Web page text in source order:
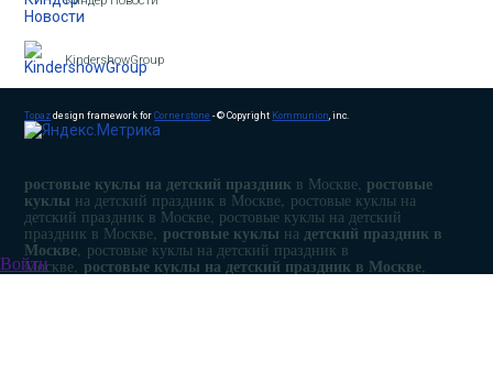
KindershowGroup
Topaz design framework forCornerstone - © Copyright Kommunion, inc.
ростовые куклы на детский праздник в Москве, ростовые
куклы на детский праздник в Москве, ростовые куклы на
детский праздник в Москве, ростовые куклы на детский
праздник в Москве, ростовые куклы на детский праздник в
Москве , ростовые куклы на детский праздник в
Москве, ростовые куклы на детский праздник в Москве
Войти